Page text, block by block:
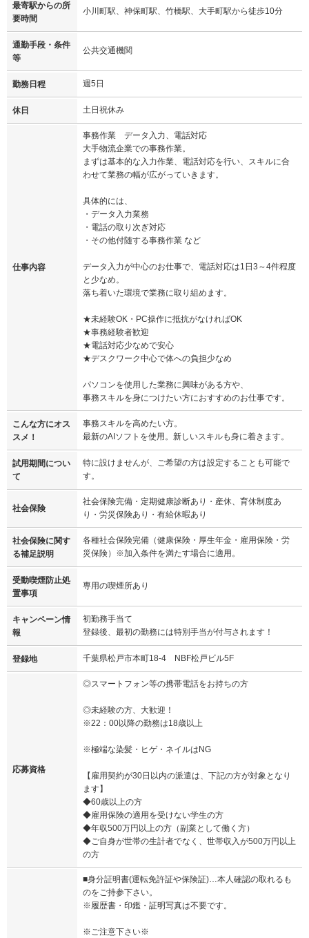
最寄駅からの所
要時間
小川町駅、神保町駅、竹橋駅、大手町駅から徒歩10分
通勤手段・条件
等
公共交通機関
勤務日程 週5日
休日 土日祝休み
仕事内容
事務作業 データ入力、電話対応
大手物流企業での事務作業。
まずは基本的な入力作業、電話対応を行い、スキルに合
わせて業務の幅が広がっていきます。
具体的には、
・データ入力業務
・電話の取り次ぎ対応
・その他付随する事務作業 など
データ入力が中心のお仕事で、電話対応は1日3～4件程度
と少なめ。
落ち着いた環境で業務に取り組めます。
★未経験OK・PC操作に抵抗がなければOK
★事務経験者歓迎
★電話対応少なめで安心
★デスクワーク中心で体への負担少なめ
パソコンを使用した業務に興味がある方や、
事務スキルを身につけたい方におすすめのお仕事です。
こんな方にオス
スメ！
事務スキルを高めたい方。
最新のAIソフトを使用。新しいスキルも身に着きます。
試用期間につい
て
特に設けませんが、ご希望の方は設定することも可能で
す。
社会保険
社会保険完備・定期健康診断あり・産休、育休制度あ
り・労災保険あり・有給休暇あり
社会保険に関す
る補足説明
各種社会保険完備（健康保険・厚生年金・雇用保険・労
災保険）※加入条件を満たす場合に適用。
受動喫煙防止処
置事項
専用の喫煙所あり
キャンペーン情
報
初勤務手当て
登録後、最初の勤務には特別手当が付与されます！
登録地 千葉県松戸市本町18-4 NBF松戸ビル5F
応募資格
◎スマートフォン等の携帯電話をお持ちの方
◎未経験の方、大歓迎！
※22：00以降の勤務は18歳以上
※極端な染髪・ヒゲ・ネイルはNG
【雇用契約が30日以内の派遣は、下記の方が対象となり
ます】
◆60歳以上の方
◆雇用保険の適用を受けない学生の方
◆年収500万円以上の方（副業として働く方）
◆ご自身が世帯の生計者でなく、世帯収入が500万円以上
の方
■身分証明書(運転免許証や保険証)…本人確認の取れるも
のをご持参下さい。
※履歴書・印鑑・証明写真は不要です。
※ご注意下さい※